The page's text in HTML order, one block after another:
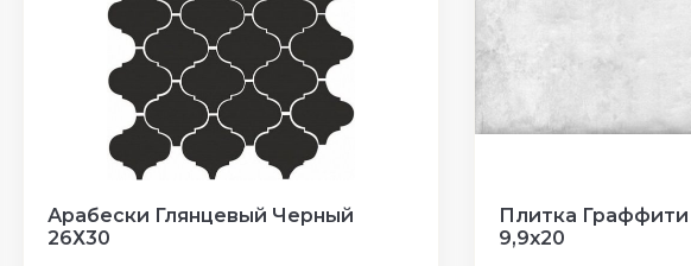
Арабески Глянцевый Черный
26Х30
Плитка
9,9x20